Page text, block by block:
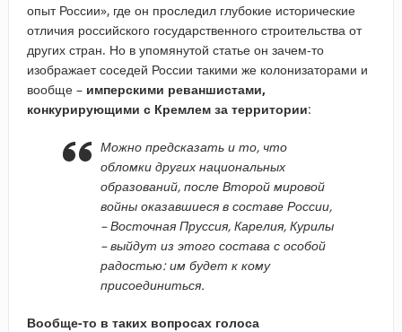
опыт России», где он проследил глубокие исторические
отличия российского государственного строительства от
других стран. Но в упомянутой статье он зачем-то
изображает соседей России такими же колонизаторами и
вообще – имперскими реваншистами,
конкурирующими с Кремлем за территории:
Можно предсказать и то, что
обломки других национальных
образований, после Второй мировой
войны оказавшиеся в составе России,
– Восточная Пруссия, Карелия, Курилы
– выйдут из этого состава с особой
радостью: им будет к кому
присоединиться.
Вообще-то в таких вопросах голоса